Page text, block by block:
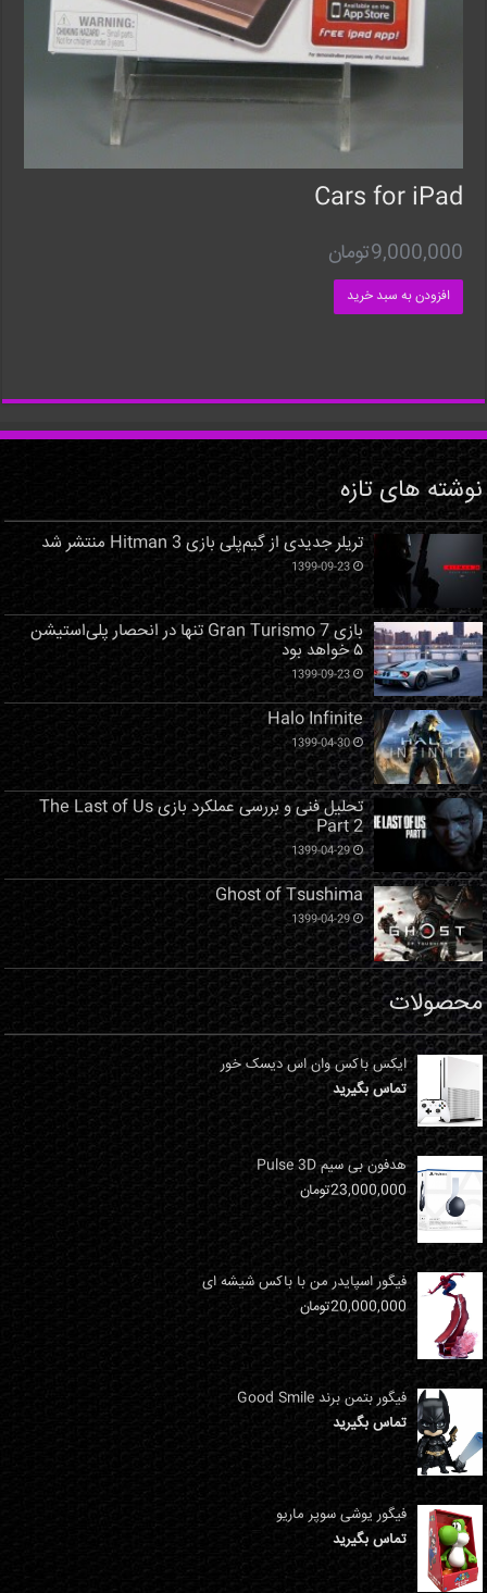
Cars for iPad
9,000,000تومان
افزودن به سبد خرید
نوشته های تازه
تریلر جدیدی از گیم‌پلی بازی Hitman 3 منتشر شد
1399-09-23
بازی Gran Turismo 7 تنها در انحصار پلی‌استیشن
۵ خواهد بود
1399-09-23
Halo Infinite
1399-04-30
تحلیل فنی و بررسی عملکرد بازی The Last of Us
Part 2
1399-04-29
Ghost of Tsushima
1399-04-29
محصولات
ایکس باکس وان اس دیسک خور
تماس بگیرید
هدفون بی سیم Pulse 3D
23,000,000تومان
فیگور اسپایدر من با باکس شیشه ای
20,000,000تومان
فیگور بتمن برند Good Smile
تماس بگیرید
فیگور یوشی سوپر ماریو
تماس بگیرید